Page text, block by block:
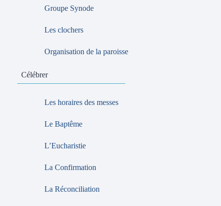
Groupe Synode
Les clochers
Organisation de la paroisse
Célébrer
Les horaires des messes
Le Baptême
L’Eucharistie
La Confirmation
La Réconciliation